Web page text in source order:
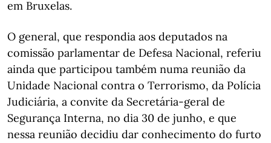
em Bruxelas.
O general, que respondia aos deputados na
comissão parlamentar de Defesa Nacional, referiu
ainda que participou também numa reunião da
Unidade Nacional contra o Terrorismo, da Polícia
Judiciária, a convite da Secretária-geral de
Segurança Interna, no dia 30 de junho, e que
nessa reunião decidiu dar conhecimento do furto